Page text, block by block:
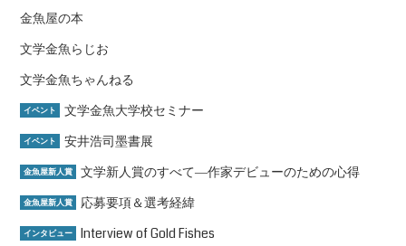
金魚屋の本
文学金魚らじお
文学金魚ちゃんねる
イベント 文学金魚大学校セミナー
イベント 安井浩司墨書展
金魚屋新人賞 文学新人賞のすべて―作家デビューのための心得
金魚屋新人賞 応募要項＆選考経緯
インタビュー Interview of Gold Fishes